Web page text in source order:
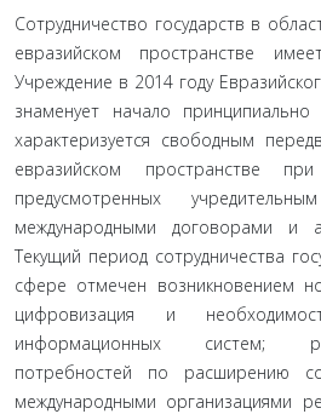
Сотрудничество государств в
евразийском пространстве
Учреждение в 2014 году
знаменует начало
характеризуется свободным
евразийском пространстве
предусмотренных
международными договорами и
Текущий период сотрудничества
сфере отмечен возникновением
цифровизация и
информационных систем;
потребностей по расширению
международными организациями